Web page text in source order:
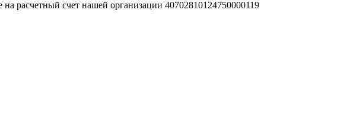
расчетный счет нашей организации 40702810124750000119